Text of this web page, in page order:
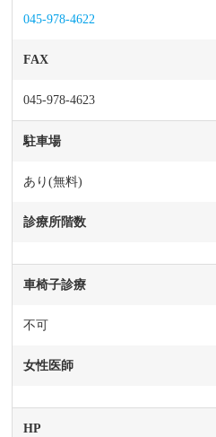
045-978-4622
FAX
045-978-4623
駐車場
あり(無料)
診療所階数
車椅子診療
不可
女性医師
HP